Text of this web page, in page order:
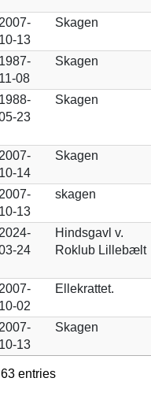
2007-
10-13
Skagen
1987-
11-08
Skagen
1988-
23
Skagen
2007-
10-14
Skagen
2007-
10-13
skagen
2024-
24
Hindsgavl v.
Roklub Lillebælt
2007-
10-02
Ellekrattet.
2007-
10-13
Skagen
entries